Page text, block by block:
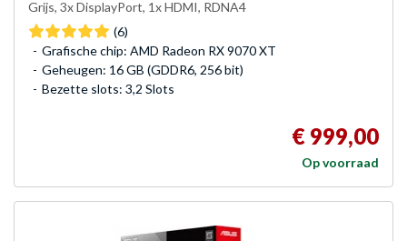
Grijs, 3x DisplayPort, 1x HDMI, RDNA4
(6)
Grafische chip: AMD Radeon RX 9070 XT
Geheugen: 16 GB (GDDR6, 256 bit)
Bezette slots: 3,2 Slots
€ 999,00
Op voorraad